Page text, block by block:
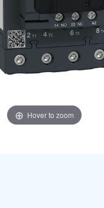
Hover to zoom